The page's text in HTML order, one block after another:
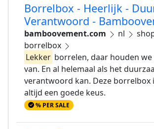
Borrelbox - Heerlijk -
Verantwoord -
bamboovement.com nl
borrelbox
Lekker borrelen, daar houden we
van. En al helemaal als het
verantwoord kan. Deze borrelbox
altijd een goede keus.
% PER SALE